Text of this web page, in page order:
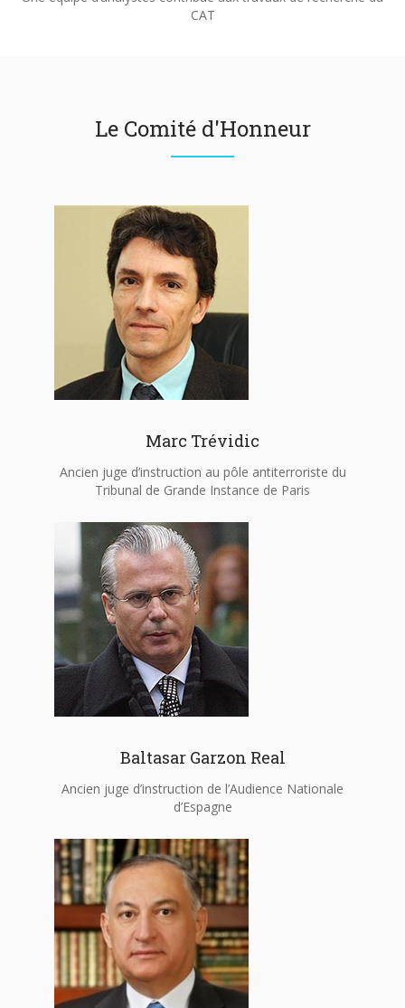
CAT
Le Comité d'Honneur
Marc Trévidic
Ancien juge d’instruction au pôle antiterroriste du
Tribunal de Grande Instance de Paris
Baltasar Garzon Real
Ancien juge d’instruction de l’Audience Nationale
d’Espagne